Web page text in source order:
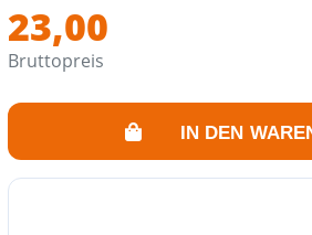
23,00
Bruttopreis
IN DEN